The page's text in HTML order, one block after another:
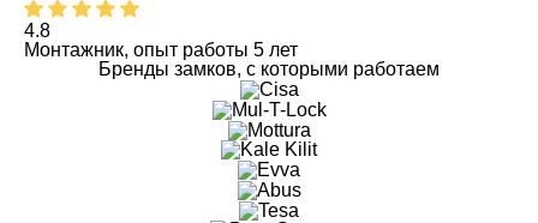
4.8
Монтажник, опыт работы 5 лет
Бренды замков, с которыми работаем